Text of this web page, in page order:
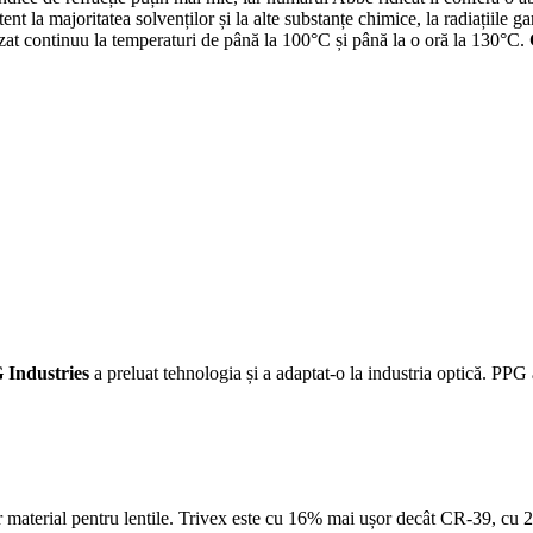
la majoritatea solvenților și la alte substanțe chimice, la radiațiile
continuu la temperaturi de până la 100°C și până la o oră la 130°C.
Industries a preluat tehnologia și a adaptat-o la industria optică.
pentru lentile. Trivex este cu 16% mai ușor decât CR-39,